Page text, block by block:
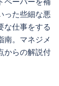
った些細な悪
な仕事をする
南。マネジメ
からの解説付